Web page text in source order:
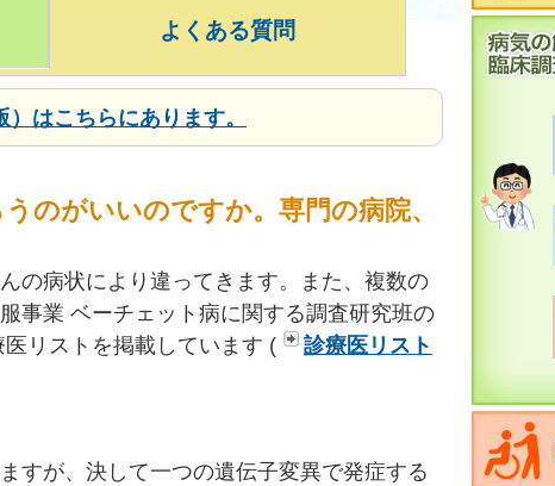
よくある質問
はこちらにあります。
のがいいのですか。専門の病院、
の病状により違ってきます。また、複数の
事業 ベーチェット病に関する調査研究班の
リストを掲載しています (
診療医リスト
すが、決して一つの遺伝子変異で発症する